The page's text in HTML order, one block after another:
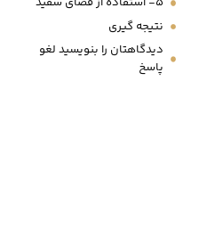
نتیجه گیری
دیدگاهتان را بنویسید لغو
پاسخ